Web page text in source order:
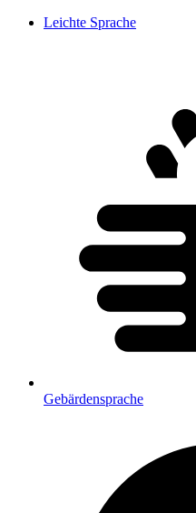
Leichte Sprache
Gebärdensprache